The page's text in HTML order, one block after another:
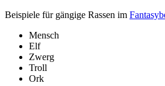
Beispiele für gängige Rassen im
Mensch
Elf
Zwerg
Troll
Ork